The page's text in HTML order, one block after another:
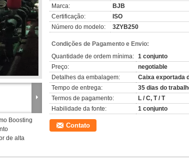
Boosting
de alta
Marca:
BJB
Certificação:
ISO
Número do modelo:
3ZYB250
Condições de Pagamento e Envio:
Quantidade de ordem mínima: 1 conjunto
Preço:
negotiable
Detalhes da embalagem:
Caixa exportada
Tempo de entrega:
35 dias do
Termos de pagamento:
L / C, T / T
Habilidade da fonte:
1 conjunto
Contato